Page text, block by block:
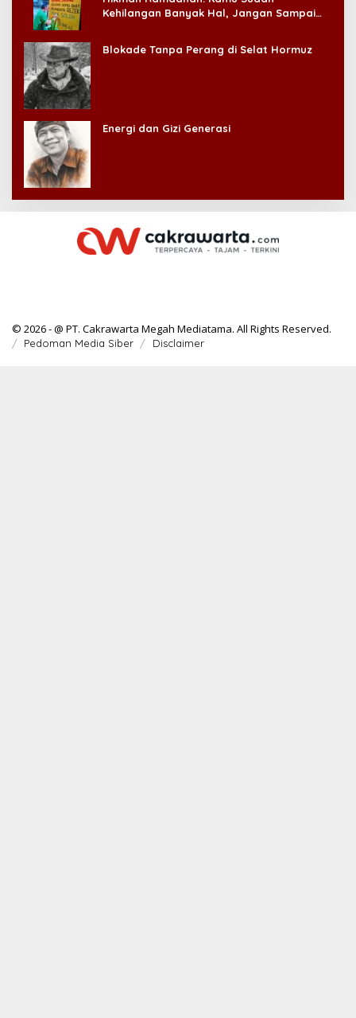
Kehilangan Banyak Hal, Jangan Sampai
Blokade Tanpa Perang di Selat Hormuz
Energi dan Gizi Generasi
© 2026 - @ PT. Cakrawarta Megah Mediatama. All Rights Reserved.
Pedoman Media Siber Disclaimer